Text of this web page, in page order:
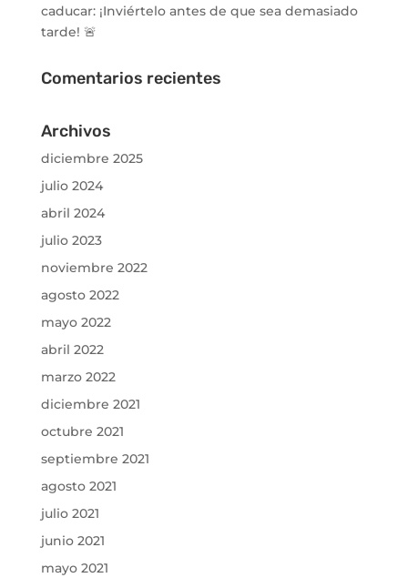
caducar: ¡Inviértelo antes de que sea demasiado
tarde! 🚨
Comentarios recientes
Archivos
diciembre 2025
julio 2024
abril 2024
julio 2023
noviembre 2022
agosto 2022
mayo 2022
abril 2022
marzo 2022
diciembre 2021
octubre 2021
septiembre 2021
agosto 2021
julio 2021
junio 2021
mayo 2021